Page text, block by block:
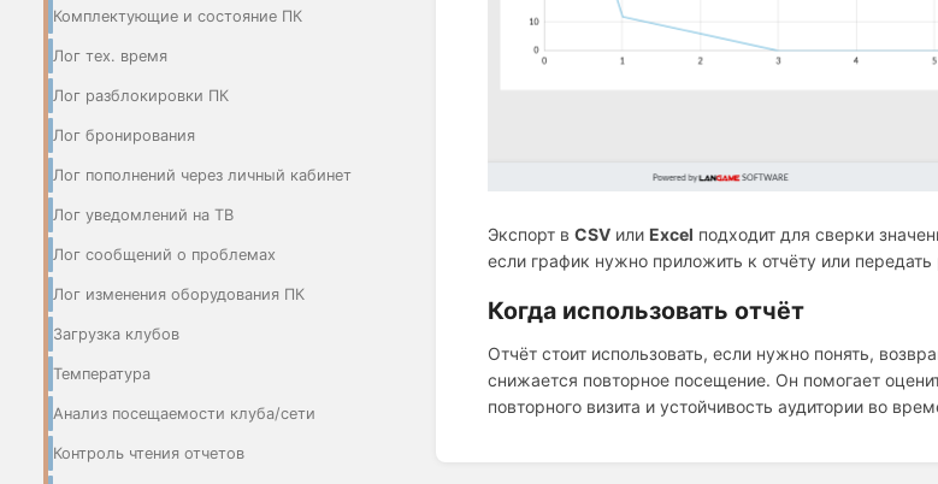
Комплектующие и состояние ПК
Лог тех. время
Лог разблокировки ПК
Лог бронирования
Лог пополнений через личный кабинет
Лог уведомлений на ТВ
Лог сообщений о проблемах
Лог изменения оборудования ПК
Загрузка клубов
Температура
Анализ посещаемости клуба/сети
Контроль чтения отчетов
Экспорт в CSV или Excel подходит для сверки
если график нужно приложить к отчёту или
Когда использовать отчёт
Отчёт стоит использовать, если нужно понять,
снижается повторное посещение. Он помогает
повторного визита и устойчивость аудитории во